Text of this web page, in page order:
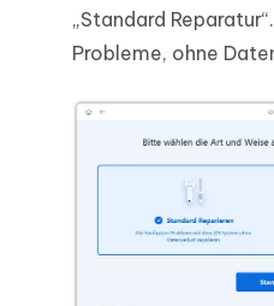
„Standard
Probleme, ohne